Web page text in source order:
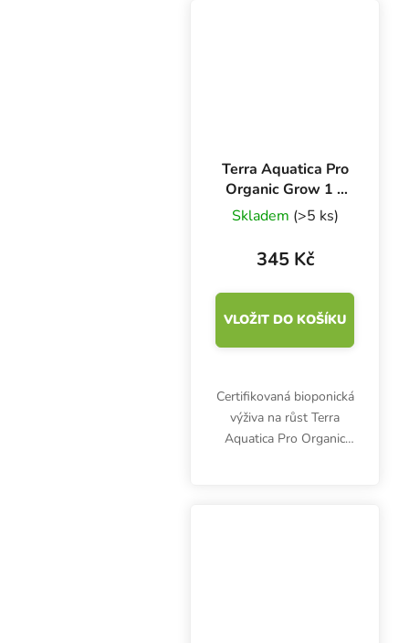
Terra Aquatica Pro
Organic Grow 1 l,
bio hnojivo na růst
Skladem (>5 ks)
345 Kč
VLOŽIT DO KOŠÍKU
Certifikovaná bioponická
výživa na růst Terra
Aquatica Pro Organic